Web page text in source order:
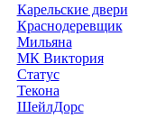
Карельские двери
Краснодеревщик
Мильяна
МК Виктория
Статус
Текона
ШейлДорс